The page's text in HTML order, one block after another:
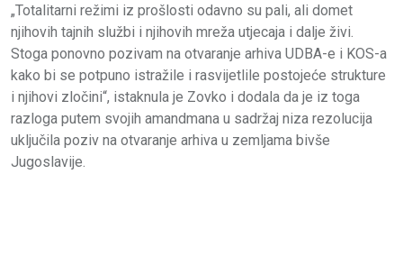
„Totalitarni režimi iz prošlosti odavno su pali, ali domet
njihovih tajnih službi i njihovih mreža utjecaja i dalje živi.
Stoga ponovno pozivam na otvaranje arhiva UDBA-e i KOS-a
kako bi se potpuno istražile i rasvijetlile postojeće strukture
i njihovi zločini“, istaknula je Zovko i dodala da je iz toga
razloga putem svojih amandmana u sadržaj niza rezolucija
uključila poziv na otvaranje arhiva u zemljama bivše
Jugoslavije.